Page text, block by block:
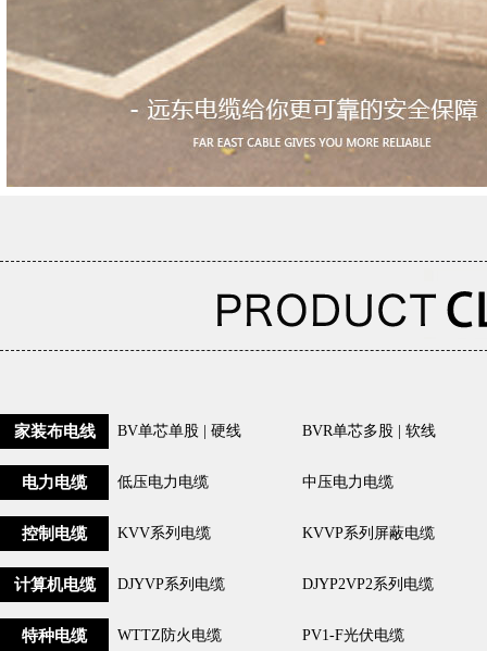
家装布电线 BV单芯单股 | 硬线 BVR单芯多股 | 软线
电力电缆 低压电力电缆 中压电力电缆
控制电缆 KVV系列电缆 KVVP系列屏蔽电缆
计算机电缆 DJYVP系列电缆 DJYP2VP2系列电缆
特种电缆 WTTZ防火电缆 PV1-F光伏电缆